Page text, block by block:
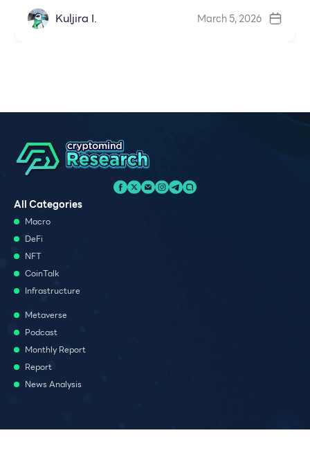
Kuljira I. March 5, 2026
All Categories
Macro
DeFi
NFT
CoinTalk
Infrastructure
Metaverse
Podcast
Monthly Report
Report
News Analysis